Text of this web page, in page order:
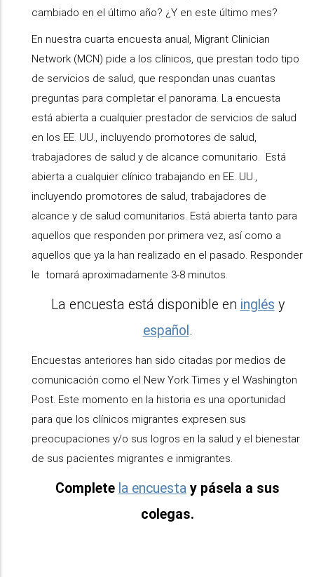
cambiado en el último año? ¿Y en este último mes?
En nuestra cuarta encuesta anual, Migrant Clinician
Network (MCN) pide a los clínicos, que prestan todo tipo
de servicios de salud, que respondan unas cuantas
preguntas para completar el panorama. La encuesta
está abierta a cualquier prestador de servicios de salud
en los EE. UU., incluyendo promotores de salud,
trabajadores de salud y de alcance comunitario. Está
abierta a cualquier clínico trabajando en EE. UU.,
incluyendo promotores de salud, trabajadores de
alcance y de salud comunitarios. Está abierta tanto para
aquellos que responden por primera vez, así como a
aquellos que ya la han realizado en el pasado. Responder
le tomará aproximadamente 3-8 minutos.
La encuesta está disponible en inglés y
español .
Encuestas anteriores han sido citadas por medios de
comunicación como el New York Times y el Washington
Post. Este momento en la historia es una oportunidad
para que los clínicos migrantes expresen sus
preocupaciones y/o sus logros en la salud y el bienestar
de sus pacientes migrantes e inmigrantes.
Complete la encuesta y pásela a sus
colegas.